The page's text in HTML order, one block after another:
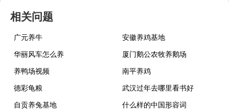
相关问题
广元养牛
安徽养鸡基地
华丽风车怎么养
厦门鹅公农牧养鹅场
养鸭场视频
南平养鸡
德彩龟粮
武汉过年去哪里看书好
自贡养兔基地
什么样的中国形容词